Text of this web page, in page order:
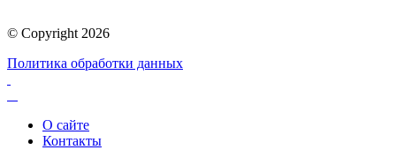
© Copyright 2026
Политика обработки данных
О сайте
Контакты